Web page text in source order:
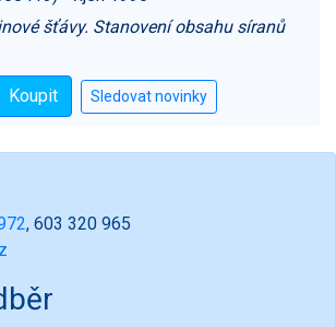
šťávy. Stanovení obsahu síranů
, 603 320 965